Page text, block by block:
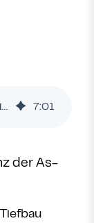
LiDAR im Tiefbau: Technik, Praxis und Vorteile 7:01
der As-